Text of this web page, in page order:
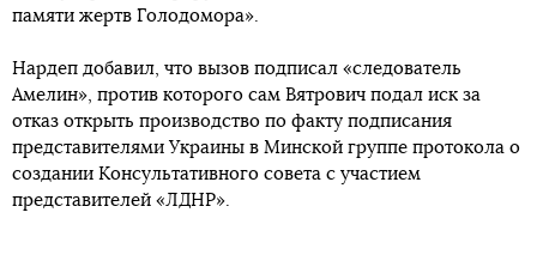
памяти жертв Голодомора».
Нардеп добавил, что вызов подписал «следователь
Амелин», против которого сам Вятрович подал иск за
отказ открыть производство по факту подписания
представителями Украины в Минской группе протокола о
создании Консультативного совета с участием
представителей «ЛДНР».